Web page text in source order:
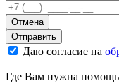
Отмена
Отправить
Даю согласие на
Где Вам нужна